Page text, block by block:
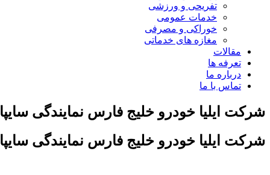
تفریحی و ورزشی
خدمات عمومی
خوراکی و مصرفی
مغازه های خدماتی
مقالات
تعرفه ها
درباره ما
تماس با ما
شرکت ایلیا خودرو خلیج فارس نمایندگی سایپا
شرکت ایلیا خودرو خلیج فارس نمایندگی سایپا